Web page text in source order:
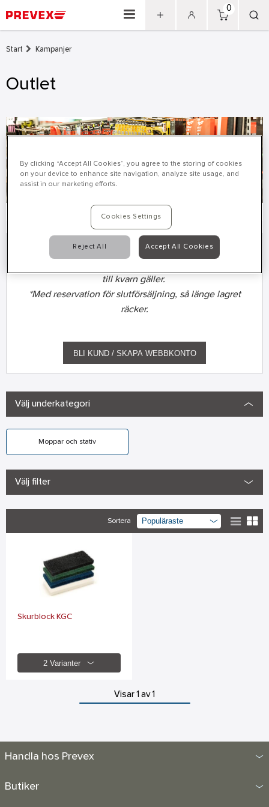
0
Start Kampanjer
Outlet
Här hittar du kvalitetsprodukter till reducerade priser.
till kvarn gäller.
*Med reservation för slutförsäljning, så länge lagret
räcker.
BLI KUND / SKAPA WEBBKONTO
Välj underkategori
Moppar och stativ
Välj filter
Sortera
Skurblock KGC
2 Varianter
Visar 1 av 1
Handla hos Prevex
Butiker
By clicking “Accept All Cookies”, you agree to the storing of cookies
on your device to enhance site navigation, analyze site usage, and
assist in our marketing efforts.
Cookies Settings
Reject All Accept All Cookies